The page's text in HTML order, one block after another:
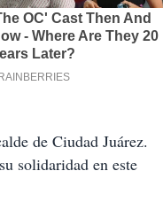
de Ciudad Juárez.
solidaridad en este